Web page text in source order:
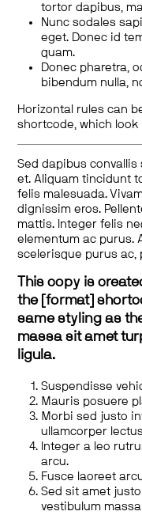
tortor dapibus,
Nunc sodales
eget. Donec id
quam.
Donec pharetra,
bibendum nulla,
Horizontal rules can
shortcode, which look
Sed dapibus
et. Aliquam tincidunt
felis malesuada.
dignissim eros.
mattis. Integer felis
elementum ac purus.
scelerisque purus ac,
This copy is
the [format]
same styling as
massa sit amet
ligula.
Suspendisse
Mauris posuere
Morbi sed justo
ullamcorper
Integer a leo
arcu.
Fusce laoreet
Sed sit amet
vestibulum